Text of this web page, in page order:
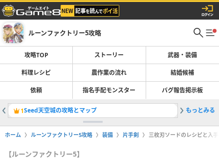
ルーンファクトリー5攻略
攻略TOP ストーリー 武器・装備
料理レシピ 農作業の流れ 結婚候補
依頼 指名手配モンスター バグ報告掲示板
1Seed天空城の攻略とマップ もっとみる
ホーム ルーンファクトリー5攻略 装備 片手剣 三枚刃ソードのレシピと入
【ルーンファクトリー5】